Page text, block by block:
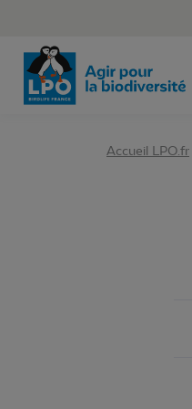
Accueil LPO.fr